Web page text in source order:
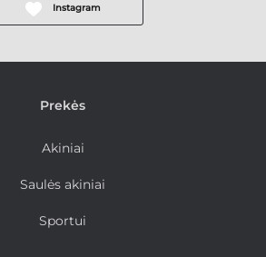
Instagram
Prekės
Akiniai
Saulės akiniai
Sportui